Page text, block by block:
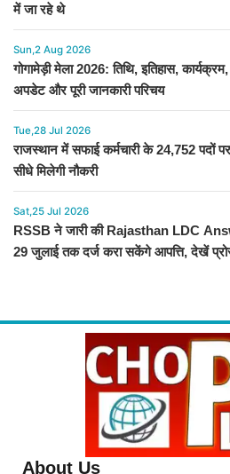
में जा रहे थे
Sun,2 Aug 2026
गोगामेड़ी मेला 2026: तिथि, इतिहास, कार्यक्रम,
अपडेट और पूरी जानकारी परिचय
Tue,28 Jul 2026
राजस्थान में सफाई कर्मचारी के 24,752 पदों पर
सीधे मिलेगी नौकरी
Sat,25 Jul 2026
RSSB ने जारी की Rajasthan LDC
29 जुलाई तक दर्ज करा सकेंगे आपत्ति, देखें
About Us